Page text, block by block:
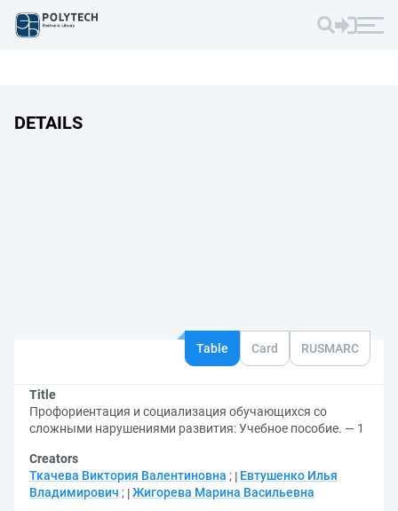
DETAILS
Table Card RUSMARC
Title
Профориентация и социализация обучающихся со
сложными нарушениями развития: Учебное пособие. — 1
Creators
Ткачева Виктория Валентиновна ;
Евтушенко Илья
Владимирович ; Жигорева Марина Васильевна